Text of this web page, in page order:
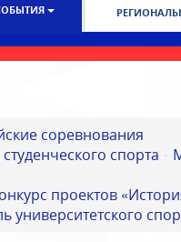
соревнования
спорта
проектов